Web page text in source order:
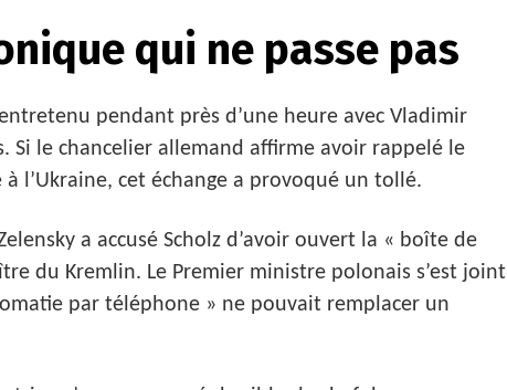
qui ne passe pas
pendant près d’une heure avec Vladimir
Si le chancelier allemand affirme avoir rappelé le
l’Ukraine, cet échange a provoqué un tollé.
a accusé Scholz d’avoir ouvert la « boîte de
du Kremlin. Le Premier ministre polonais s’est joint
par téléphone » ne pouvait remplacer un